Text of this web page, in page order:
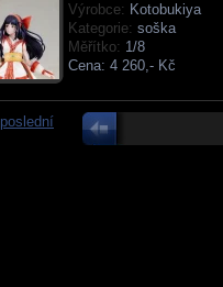
Výrobce: Kotobukiya
Kategorie: soška
Měřítko: 1/8
Cena: 4 260,- Kč
poslední